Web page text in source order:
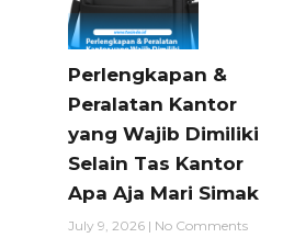
Perlengkapan &
Peralatan Kantor
yang Wajib Dimiliki
Selain Tas Kantor
Apa Aja Mari Simak
July 9, 2026 No Comments